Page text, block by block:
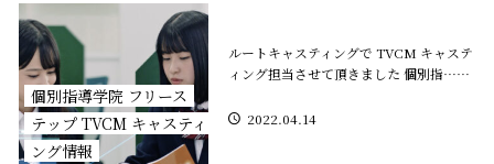
個別指導学院 フリース
テップ TVCM キャスティ
ング情報
ルートキャスティングで TVCM キャステ
ィング担当させて頂きました 個別指……
2022.04.14